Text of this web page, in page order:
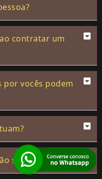
contratar um
por vocês podem
sigilosos?